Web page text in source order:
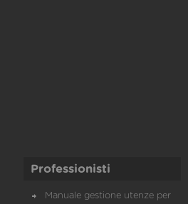
Professionisti
Manuale gestione utenze per